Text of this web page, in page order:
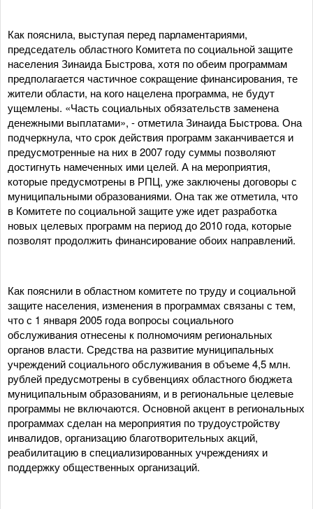
Как пояснила, выступая перед парламентариями,
председатель областного Комитета по социальной защите
населения Зинаида Быстрова, хотя по обеим программам
предполагается частичное сокращение финансирования, те
жители области, на кого нацелена программа, не будут
ущемлены. «Часть социальных обязательств заменена
денежными выплатами», - отметила Зинаида Быстрова. Она
подчеркнула, что срок действия программ заканчивается и
предусмотренные на них в 2007 году суммы позволяют
достигнуть намеченных ими целей. А на мероприятия,
которые предусмотрены в РПЦ, уже заключены договоры с
муниципальными образованиями. Она так же отметила, что
в Комитете по социальной защите уже идет разработка
новых целевых программ на период до 2010 года, которые
позволят продолжить финансирование обоих направлений.
Как пояснили в областном комитете по труду и социальной
защите населения, изменения в программах связаны с тем,
что с 1 января 2005 года вопросы социального
обслуживания отнесены к полномочиям региональных
органов власти. Средства на развитие муниципальных
учреждений социального обслуживания в объеме 4,5 млн.
рублей предусмотрены в субвенциях областного бюджета
муниципальным образованиям, и в региональные целевые
программы не включаются. Основной акцент в региональных
программах сделан на мероприятия по трудоустройству
инвалидов, организацию благотворительных акций,
реабилитацию в специализированных учреждениях и
поддержку общественных организаций.